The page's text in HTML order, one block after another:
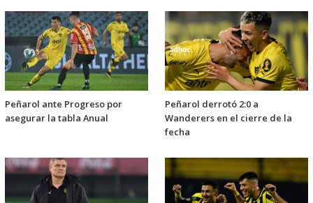
Peñarol ante Progreso por
asegurar la tabla Anual
Peñarol derrotó 2:0 a
Wanderers en el cierre de la
fecha